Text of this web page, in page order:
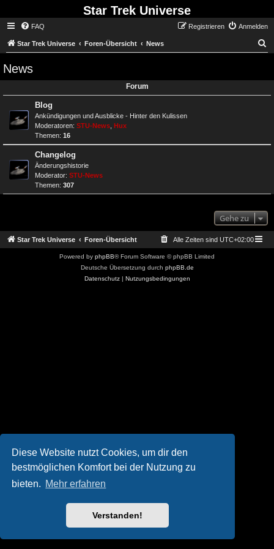
Diese Website nutzt Cookies, um dir den
bestmöglichen Komfort bei der Nutzung zu
bieten. Mehr erfahren
Verstanden!
Star Trek Universe
FAQ Anmelden
Registrieren
Star Trek Universe Foren-Übersicht News
News
Forum
Blog
Ankündigungen und Ausblicke - Hinter den Kulissen
Moderatoren: STU-News Hux
Themen: 16
Changelog
Änderungshistorie
Moderator: STU-News
Themen: 307
Gehe zu
Star Trek Universe Foren-Übersicht Alle Zeiten sind UTC+02:00
Powered by phpBB® Forum Software © phpBB Limited
Deutsche Übersetzung durch phpBB.de
Datenschutz| Nutzungsbedingungen